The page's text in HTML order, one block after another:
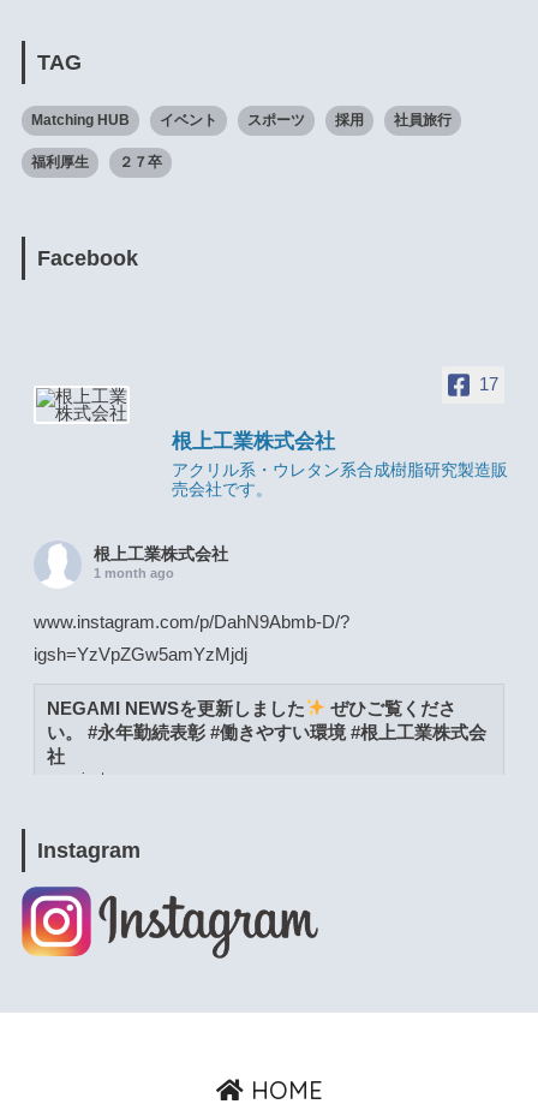
TAG
Matching HUB イベント スポーツ 採用 社員旅行
福利厚生 ２７卒
Facebook
17
根上工業株式会社
アクリル系・ウレタン系合成樹脂研究製造販
売会社です。
根上工業株式会社
1 month ago
www.instagram.com/p/DahN9Abmb-D/?
igsh=YzVpZGw5amYzMjdj
NEGAMI NEWSを更新しました
ぜひご覧くださ
い。 #永年勤続表彰 #働きやすい環境 #根上工業株式会
社
www.instagram.com
根上工業株式会社
1 month ago
い。 #能美市 #よりよい環境づくりの日 #根上工業株式
Instagram
HOME